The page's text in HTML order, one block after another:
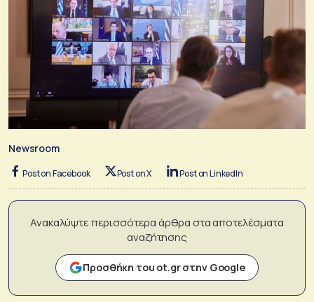
Newsroom
Post on Facebook Post on X Post on LinkedIn
Ανακαλύψτε περισσότερα άρθρα στα αποτελέσματα
αναζήτησης
Προσθήκη του ot.gr στην Google